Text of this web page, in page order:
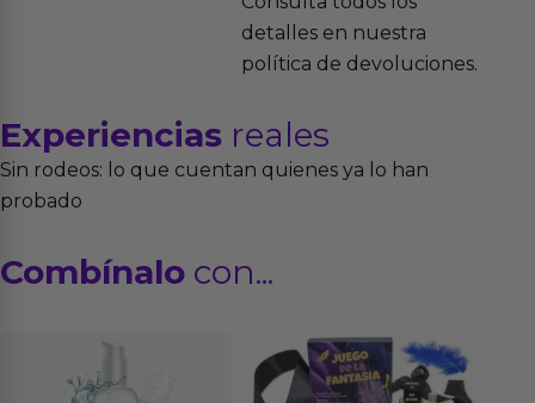
detalles en nuestra
política de devoluciones.
Experiencias reales
Sin rodeos: lo que cuentan quienes ya lo han
probado
Combínalo con...